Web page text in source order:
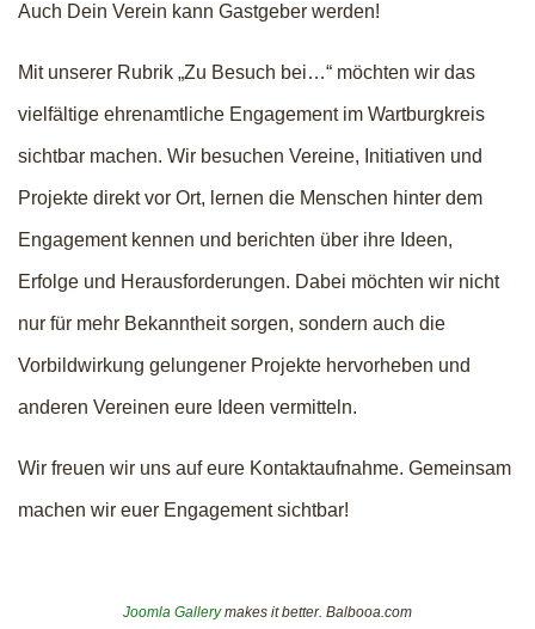
Auch Dein Verein kann Gastgeber werden!
Mit unserer Rubrik „Zu Besuch bei…“ möchten wir das
vielfältige ehrenamtliche Engagement im Wartburgkreis
sichtbar machen. Wir besuchen Vereine, Initiativen und
Projekte direkt vor Ort, lernen die Menschen hinter dem
Engagement kennen und berichten über ihre Ideen,
Erfolge und Herausforderungen. Dabei möchten wir nicht
nur für mehr Bekanntheit sorgen, sondern auch die
Vorbildwirkung gelungener Projekte hervorheben und
anderen Vereinen eure Ideen vermitteln.
Wir freuen wir uns auf eure Kontaktaufnahme. Gemeinsam
machen wir euer Engagement sichtbar!
Joomla Gallerymakes it better. Balbooa.com